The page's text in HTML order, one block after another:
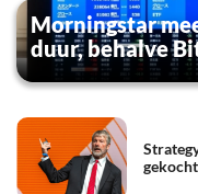
Morningstar
duur, behalve